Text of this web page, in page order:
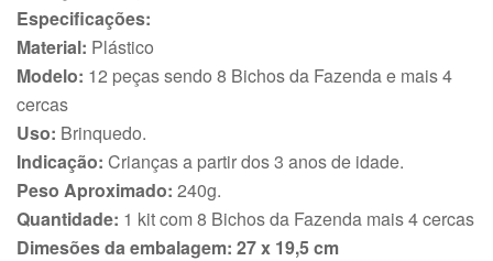
Especificações:
Material: Plástico
Modelo: 12 peças sendo 8 Bichos da Fazenda e mais 4
cercas
Uso: Brinquedo.
Indicação: Crianças a partir dos 3 anos de idade.
Peso Aproximado: 240g.
Quantidade: 1 kit com 8 Bichos da Fazenda mais 4 cercas
Dimesões da embalagem: 27 x 19,5cm